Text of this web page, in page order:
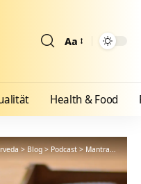
Aa
Health & Food
>Blog>Podcast>Mantra>Hari